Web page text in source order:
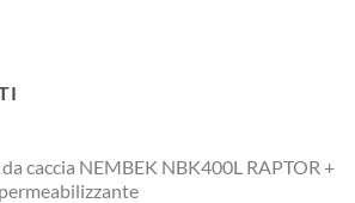
caccia NEMBEK NBK400L RAPTOR +